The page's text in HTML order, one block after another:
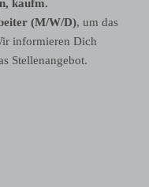
kaufm.
(M/W/D), um das
informieren Dich
Stellenangebot.